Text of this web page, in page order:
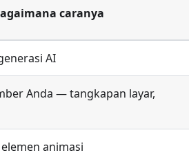
caranya
AI
Anda — tangkapan layar,
animasi